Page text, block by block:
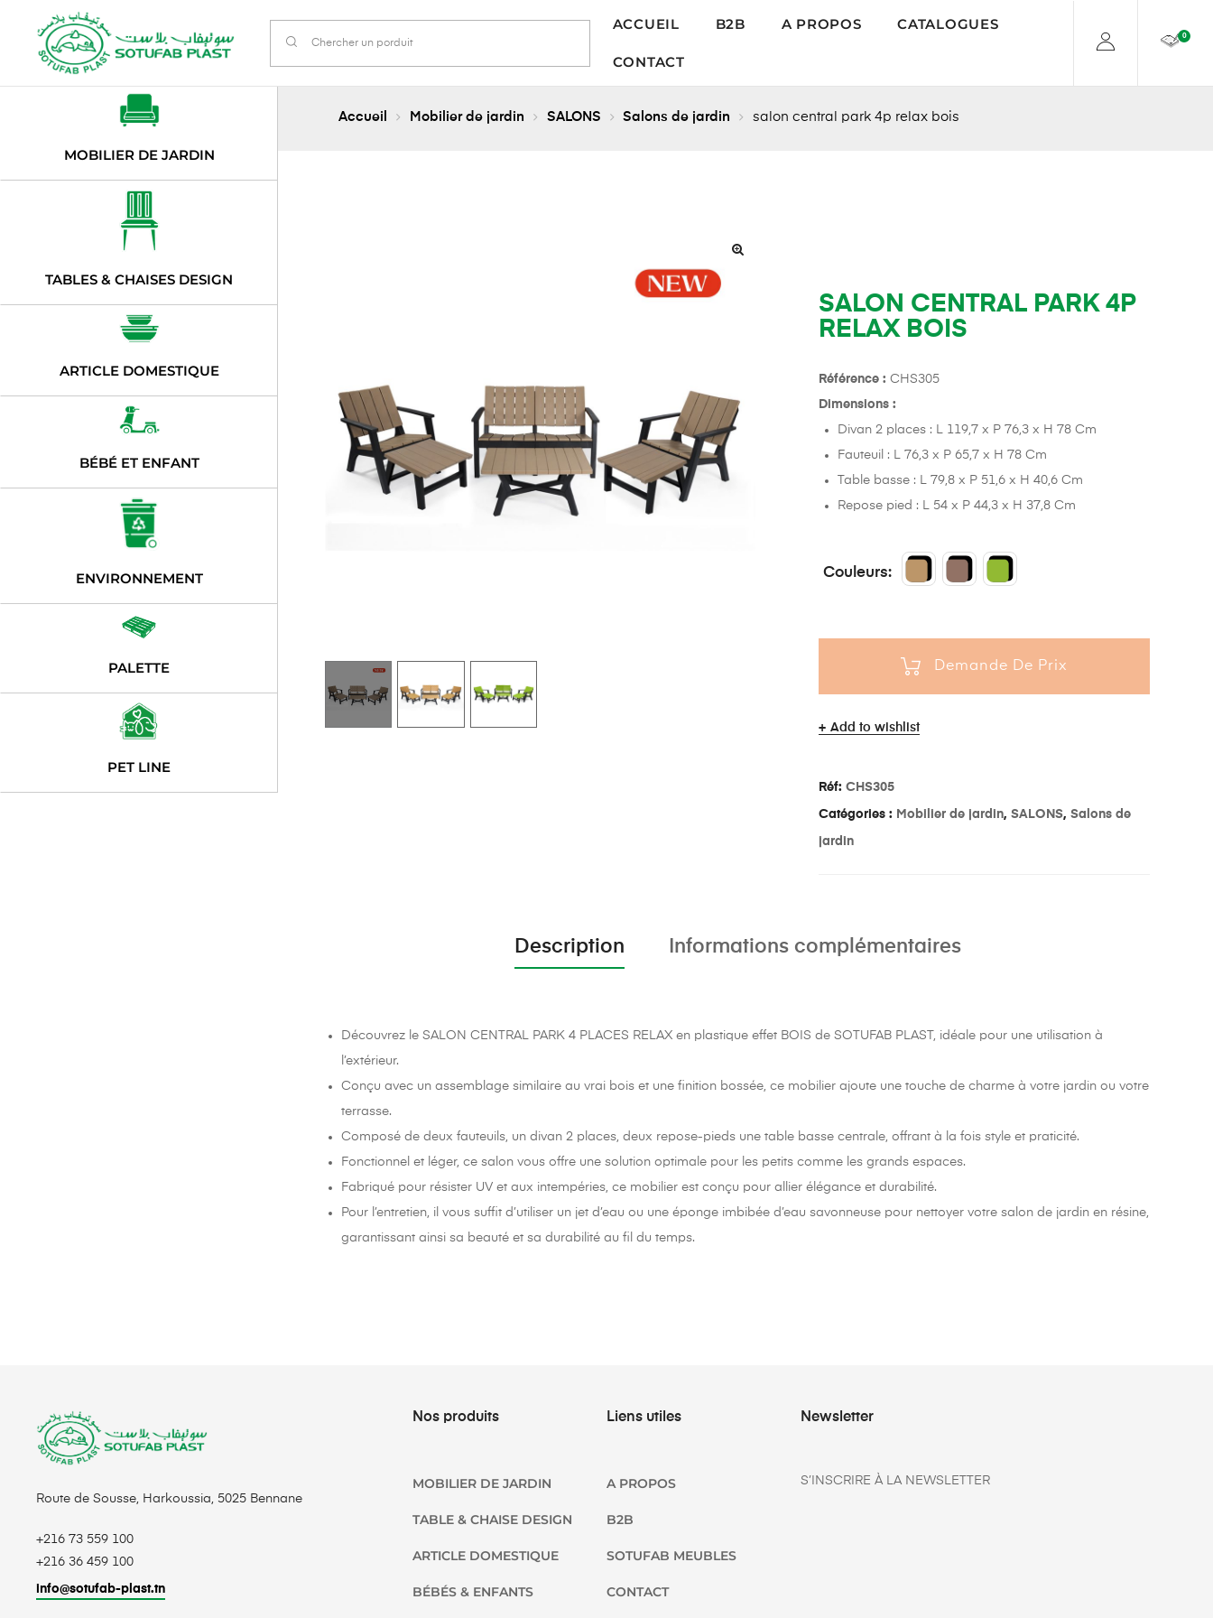
ACCUEIL B2B A PROPOS CATALOGUES
CONTACT
0
Accueil Mobilier de jardin SALONS Salons de jardin salon central park 4p relax bois
SALON CENTRAL PARK 4P
RELAX BOIS
Référence : CHS305
Dimensions :
Divan 2 places : L 119,7 x P 76,3 x H 78 Cm
Fauteuil : L 76,3 x P 65,7 x H 78 Cm
Table basse : L 79,8 x P 51,6 x H 40,6 Cm
Repose pied : L 54 x P 44,3 x H 37,8 Cm
Couleurs
Demande De Prix
Add to wishlist
Réf: CHS305
Catégories : Mobilier de jardin, SALONS, Salons de
jardin
Description Informations complémentaires
Découvrez le SALON CENTRAL PARK 4 PLACES RELAX en plastique effet BOIS de SOTUFAB PLAST, idéale pour une utilisation à
l’extérieur.
Conçu avec un assemblage similaire au vrai bois et une finition bossée, ce mobilier ajoute une touche de charme à votre jardin ou votre
terrasse.
Composé de deux fauteuils, un divan 2 places, deux repose-pieds une table basse centrale, offrant à la fois style et praticité.
Fonctionnel et léger, ce salon vous offre une solution optimale pour les petits comme les grands espaces.
Fabriqué pour résister UV et aux intempéries, ce mobilier est conçu pour allier élégance et durabilité.
Pour l’entretien, il vous suffit d’utiliser un jet d’eau ou une éponge imbibée d’eau savonneuse pour nettoyer votre salon de jardin en résine,
garantissant ainsi sa beauté et sa durabilité au fil du temps.
MOBILIER DE JARDIN
TABLES & CHAISES DESIGN
ARTICLE DOMESTIQUE
BÉBÉ ET ENFANT
ENVIRONNEMENT
PALETTE
PET LINE
Route de Sousse, Harkoussia, 5025 Bennane
+216 73 559 100
+216 36 459 100
info@sotufab-plast.tn
Nos produits
MOBILIER DE JARDIN
TABLE & CHAISE DESIGN
ARTICLE DOMESTIQUE
BÉBÉS & ENFANTS
Liens utiles
A PROPOS
B2B
SOTUFAB MEUBLES
CONTACT
Newsletter
S’INSCRIRE À LA NEWSLETTER